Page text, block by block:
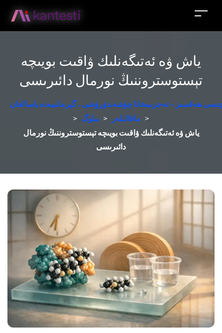
ياش ۋە ئەتىگەنلىك ۋاقىت بويىچە
تېستوستروننىڭ نورمال دائىرىسى
ھەقسىز - تەجرىبىخانا چۈشەندۈرۈشى ، گېرمانىيەدە ياسالغان
> بىلوگ > ماقالىلەر >
ياش ۋە ئەتىگەنلىك ۋاقىت بويىچە تېستوستروننىڭ نورمال
دائىرىسى